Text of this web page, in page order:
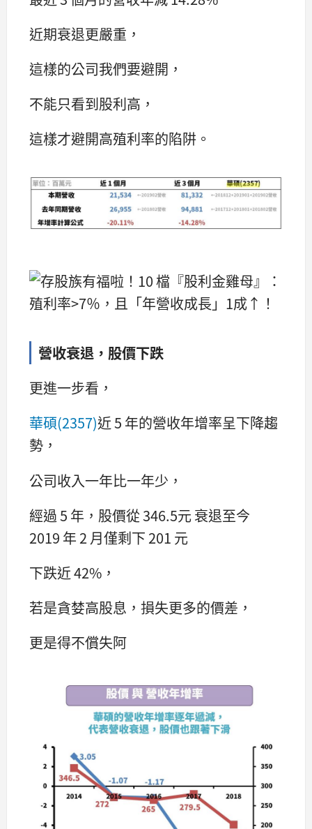
近期衰退更嚴重，
這樣的公司我們要避開，
不能只看到股利高，
這樣才避開高殖利率的陷阱。
營收衰退，股價下跌
更進一步看，
華碩(2357)近 5 年的營收年增率呈下降趨
勢，
公司收入一年比一年少，
經過 5 年，股價從 346.5元 衰退至今
2019 年 2 月僅剩下 201 元
下跌近 42%，
若是貪婪高股息，損失更多的價差，
更是得不償失阿